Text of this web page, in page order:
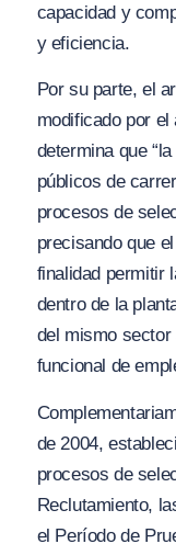
capacidad y
y eficiencia.
Por su parte, el
modificado por
determina que
públicos de
procesos de
precisando que
finalidad permitir
dentro de la
del mismo
funcional de
de 2004,
procesos de
Reclutamiento,
el Período de